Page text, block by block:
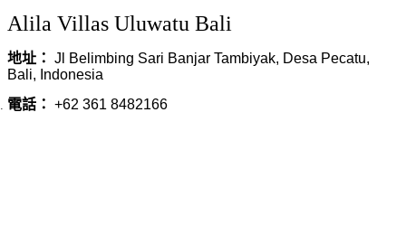
Alila Villas Uluwatu Bali
地址： Jl Belimbing Sari Banjar Tambiyak, Desa Pecatu,
Bali, Indonesia
電話： +62 361 8482166